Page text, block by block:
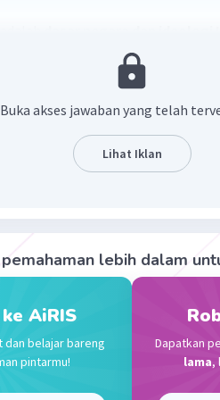
dalam pembangunan dan
· 0.0(0) Balas
Iklan
adalah dasar negara dan ideologi
pembangunan dan kehidupan
·0.0(0)
Buka akses jawaban yang telah
Lihat Iklan
lebih dalam
AiRIS
dan belajar bareng
pintarmu!
Dapatkan
lama,